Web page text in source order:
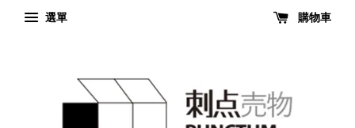
選單 購物車